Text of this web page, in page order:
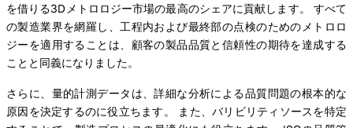
を借りる3Dメトロロジー市場の最高のシェアに貢献します。 すべて
の製造業界を網羅し、工程内および最終部の点検のためのメトロロ
ジーを適用することは、顧客の製品品質と信頼性の期待を達成する
ことと同義になりました。
さらに、量的計測データは、詳細な分析による品質問題の根本的な
原因を決定するのに役立ちます。 また、バリビリティソースを特定